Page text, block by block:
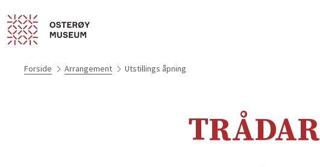
Forside Arrangement Utstillings åpning
TRÅDAR